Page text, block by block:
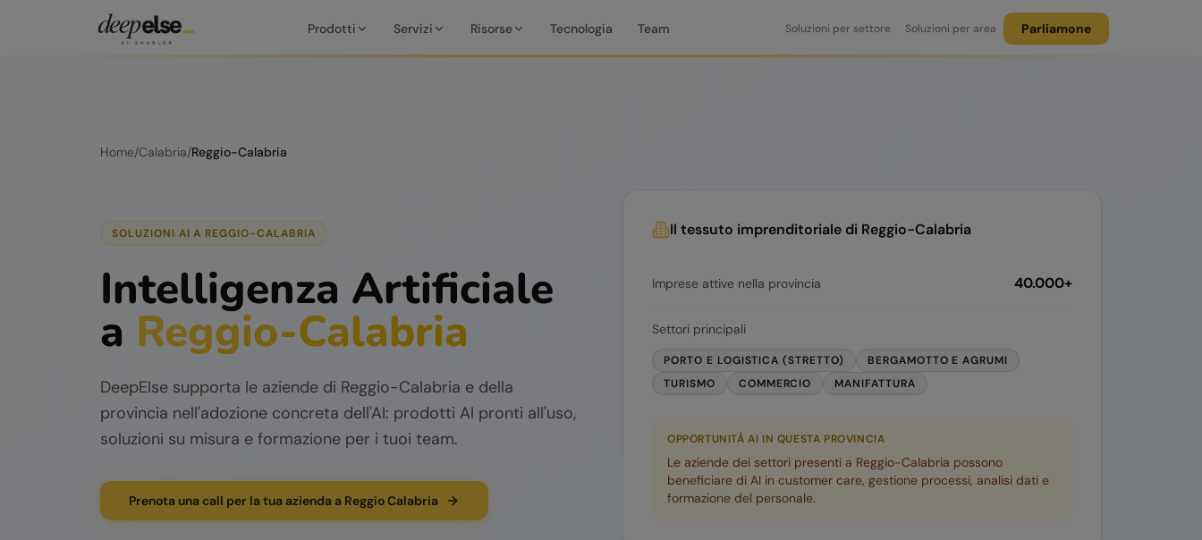
Prodotti Servizi Risorse Tecnologia Team Soluzioni per settore Soluzioni per area Parliamone
Home/Calabria/Reggio-Calabria
SOLUZIONI AI A REGGIO-CALABRIA
Intelligenza Artificiale
a Reggio-Calabria
DeepElse supporta le aziende di Reggio-Calabria e della
provincia nell'adozione concreta dell'AI: prodotti AI pronti all'uso,
soluzioni su misura e formazione per i tuoi team.
Prenota una call per la tua azienda a Reggio Calabria
Il tessuto imprenditoriale di Reggio-Calabria
Imprese attive nella provincia 40.000+
Settori principali
PORTO E LOGISTICA (STRETTO)
BERGAMOTTO E AGRUMI
TURISMO
COMMERCIO MANIFATTURA
OPPORTUNITÀ AI IN QUESTA PROVINCIA
Le aziende dei settori presenti a Reggio-Calabria possono
beneficiare di AI in customer care, gestione processi, analisi dati e
formazione del personale.